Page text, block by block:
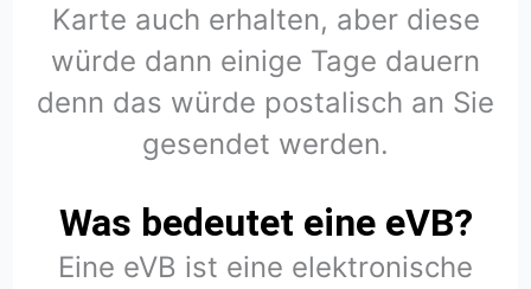
Karte auch erhalten, aber diese
würde dann einige Tage dauern
denn das würde postalisch an Sie
gesendet werden.
Was bedeutet eine eVB?
Eine eVB ist eine elektronische